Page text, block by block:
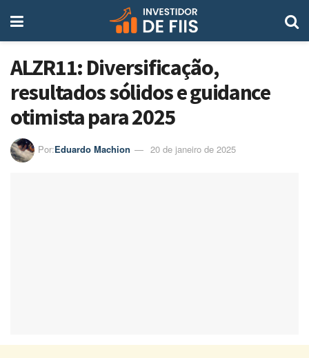
ALZR11: Diversificação,
resultados sólidos e guidance
otimista para 2025
Por:Eduardo Machion 20 de janeiro de 2025